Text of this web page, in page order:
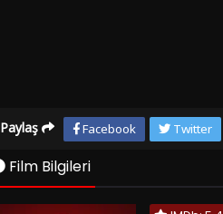
Paylaş Facebook Twitter
Film Bilgileri